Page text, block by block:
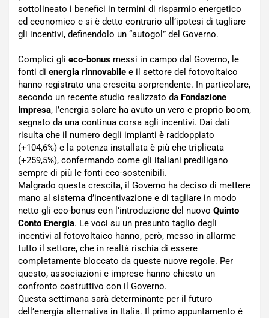
sottolineato i benefici in termini di risparmio energetico
ed economico e si è detto contrario all’ipotesi di tagliare
gli incentivi, definendolo un “autogol” del Governo.
Complici gli eco-bonus messi in campo dal Governo, le
fonti di energia rinnovabile e il settore del fotovoltaico
hanno registrato una crescita sorprendente. In particolare,
secondo un recente studio realizzato da Fondazione
Impresa, l’energia solare ha avuto un vero e proprio boom,
segnato da una continua corsa agli incentivi. Dai dati
risulta che il numero degli impianti è raddoppiato
(+104,6%) e la potenza installata è più che triplicata
(+259,5%), confermando come gli italiani prediligano
sempre di più le fonti eco-sostenibili.
Malgrado questa crescita, il Governo ha deciso di mettere
mano al sistema d’incentivazione e di tagliare in modo
netto gli eco-bonus con l’introduzione del nuovo Quinto
Conto Energia. Le voci su un presunto taglio degli
incentivi al fotovoltaico hanno, però, messo in allarme
tutto il settore, che in realtà rischia di essere
completamente bloccato da queste nuove regole. Per
questo, associazioni e imprese hanno chiesto un
confronto costruttivo con il Governo.
Questa settimana sarà determinante per il futuro
dell’energia alternativa in Italia. Il primo appuntamento è